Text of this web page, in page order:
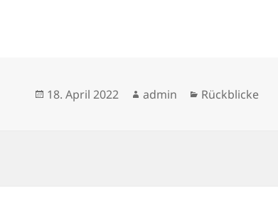
Veröffentlicht
18. April 2022 Autor
admin Kategorien
Rückblicke